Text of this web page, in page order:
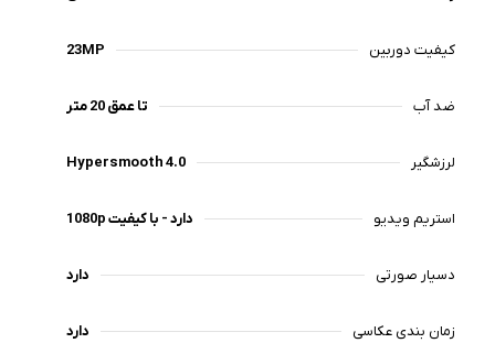
کیفیت دوربین 23MP
ضد آب تا عمق 20 متر
لرزشگیر Hypersmooth 4.0
استریم ویدیو دارد - با کیفیت 1080p
دسیار صورتی دارد
زمان بندی عکاسی دارد